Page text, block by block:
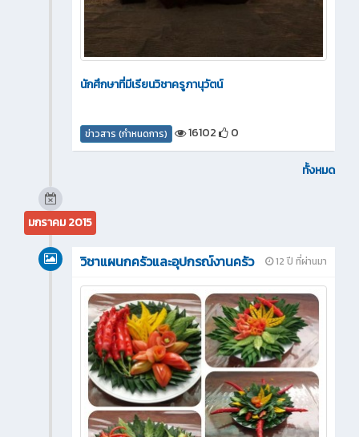
นักศึกษาที่มีเรียนวิชาครูภานุวัตน์
ข่าวสาร (กำหนดการ) 16102 0
ทั้งหมด
มกราคม 2015
12 ปี ที่ผ่านมา
วิชาแผนกครัวและอุปกรณ์งานครัว